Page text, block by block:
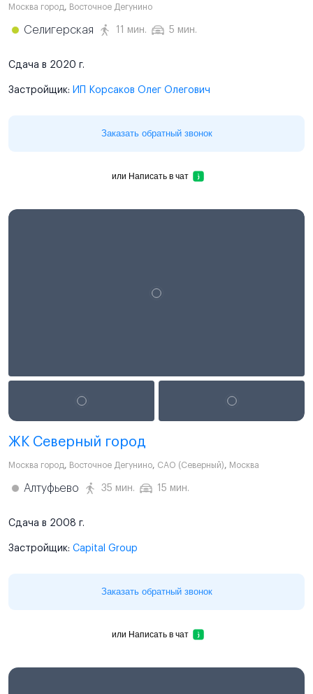
Москва город, Восточное Дегунино
Селигерская 11 мин. 5 мин.
Сдача в 2020 г.
Застройщик: ИП Корсаков Олег Олегович
Заказать обратный звонок
или Написать в чат
ЖК Северный город
Москва город, Восточное Дегунино, САО (Северный), Москва
Алтуфьево 35 мин. 15 мин.
Сдача в 2008 г.
Застройщик: Capital Group
Заказать обратный звонок
или Написать в чат